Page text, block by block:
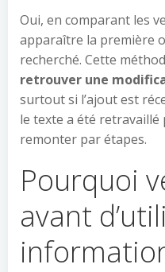
Oui, en comparant les
apparaître la première
recherché. Cette
retrouver une
surtout si l’ajout est
le texte a été
remonter par étapes.
Pourquoi
avant